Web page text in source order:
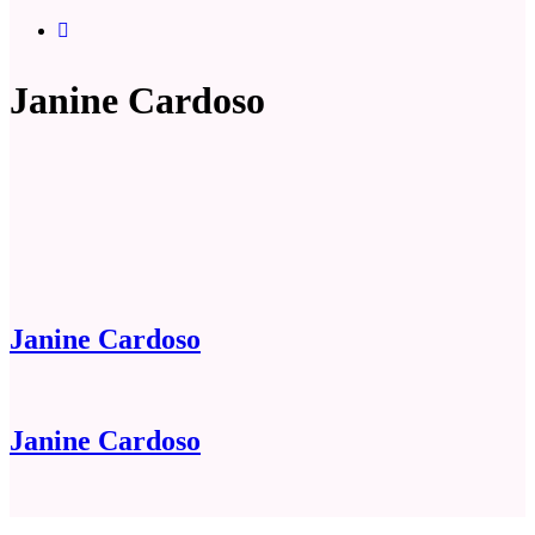
Janine Cardoso
Janine Cardoso
Janine Cardoso